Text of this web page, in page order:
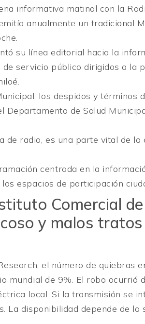
informativa matinal con la
anualmente un tradicional
su línea editorial hacia la
servicio público dirigidos a la
los despidos y términos
Departamento de Salud
de radio, es una parte vital de la
centrada en la
espacios de participación
Comercial de
y malos
el número de quiebras
mundial de 9%. El robo ocurrió
local. Si la transmisión se
La disponibilidad depende de la